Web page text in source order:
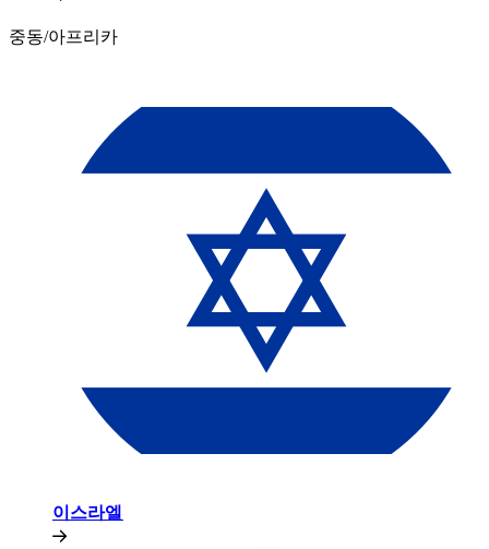
중동/아프리카​​
이스라엘​​